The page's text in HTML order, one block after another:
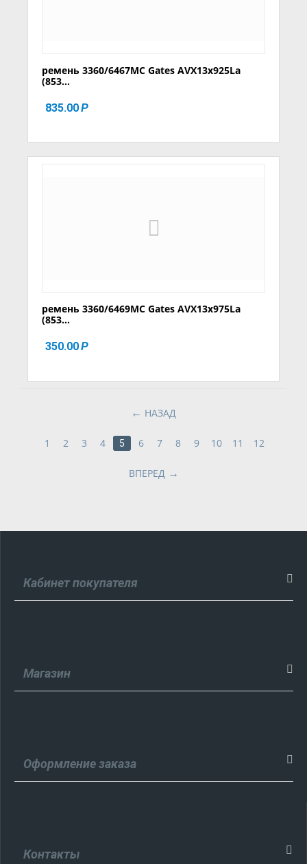
ремень 3360/6467MC Gates AVX13x925La
(853...
835.00Р
ремень 3360/6469MC Gates AVX13x975La
(853...
350.00Р
НАЗАД
1 2 3 4 5 6 7 8 9 10 11 12
ВПЕРЕД
Кабинет покупателя
Магазин
Оформление заказа
Контакты